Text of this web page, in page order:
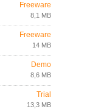
Freeware
8,1 MB
Freeware
14 MB
Demo
8,6 MB
Trial
13,3 MB